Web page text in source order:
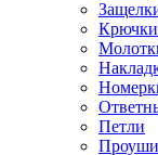
Петли